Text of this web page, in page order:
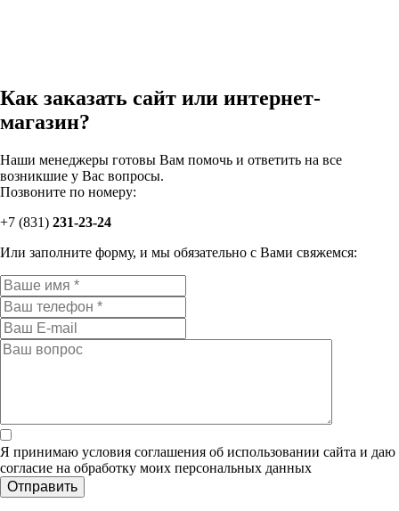
Как заказать сайт или интернет-
магазин?
Наши менеджеры готовы Вам помочь и ответить на все
возникшие у Вас вопросы.
Позвоните по номеру:
+7 (831) 231-23-24
Или заполните форму, и мы обязательно с Вами свяжемся:
Я принимаю условия соглашения об использовании сайта и даю
согласие на обработку моих персональных данных